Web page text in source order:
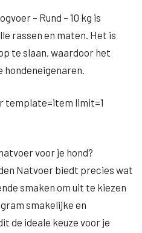
– Rund – 10 kg is
rassen en maten. Het is
te slaan, waardoor het
template=item limit=1
voor je hond?
Natvoer biedt precies wat
smaken om uit te kiezen
smakelijke en
de ideale keuze voor je